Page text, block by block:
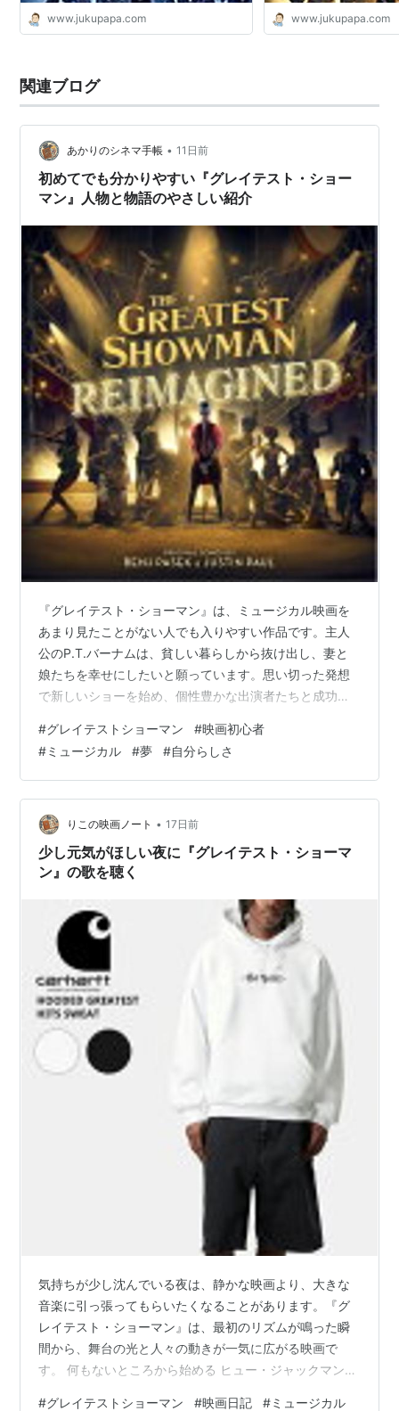
www.jukupapa.com www.jukupapa.com
関連ブログ
あかりのシネマ手帳 • 11日前
初めてでも分かりやすい『グレイテスト・ショー
マン』人物と物語のやさしい紹介
『グレイテスト・ショーマン』は、ミュージカル映画を
あまり見たことがない人でも入りやすい作品です。主人
公のP.T.バーナムは、貧しい暮らしから抜け出し、妻と
娘たちを幸せにしたいと願っています。思い切った発想
で新しいショーを始め、個性豊かな出演者たちと成功を
ジャックマンです。妻チャリティ役をミシェル・ウィリ
アムズ、若い劇作家フィリップ役をザック・エフロンが
演じています。ゼンデイヤ演じるアンは空中ブランコの
演者で、フィリップとの関係も物語の大切な部分です。
キアラ・セトル演じるレティをはじめ、ショーへ集まる
人々は、外見や個性を理由に社会から距離を…
#グレイテストショーマン #映画初心者
#ミュージカル #夢 #自分らしさ
りこの映画ノート • 17日前
少し元気がほしい夜に『グレイテスト・ショーマ
ン』の歌を聴く
気持ちが少し沈んでいる夜は、静かな映画より、大きな
音楽に引っ張ってもらいたくなることがあります。『グ
レイテスト・ショーマン』は、最初のリズムが鳴った瞬
間から、舞台の光と人々の動きが一気に広がる映画で
す。 何もないところから始める ヒュー・ジャックマンが
#グレイテストショーマン #映画日記 #ミュージカル